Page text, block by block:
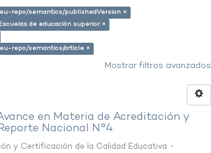
repo/semantics/publishedVersion ×
de educación superior ×
repo/semantics/article ×
Mostrar filtros avanzados
en Materia de Acreditación y
Nacional N°4.
y Certificación de la Calidad Educativa -